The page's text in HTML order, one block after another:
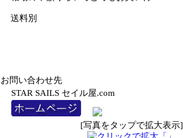
送料別
お問い合わせ先
STAR SAILS セイル屋.com
[写真をタップで拡大表示]